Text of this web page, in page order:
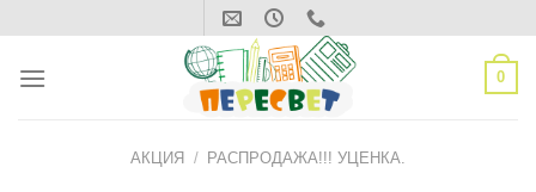
content
0
АКЦИЯ / РАСПРОДАЖА!!! УЦЕНКА.